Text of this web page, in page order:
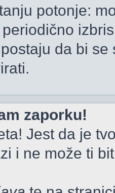
potonje:
da bi
zaporku!
Jest da je
i ne može ti